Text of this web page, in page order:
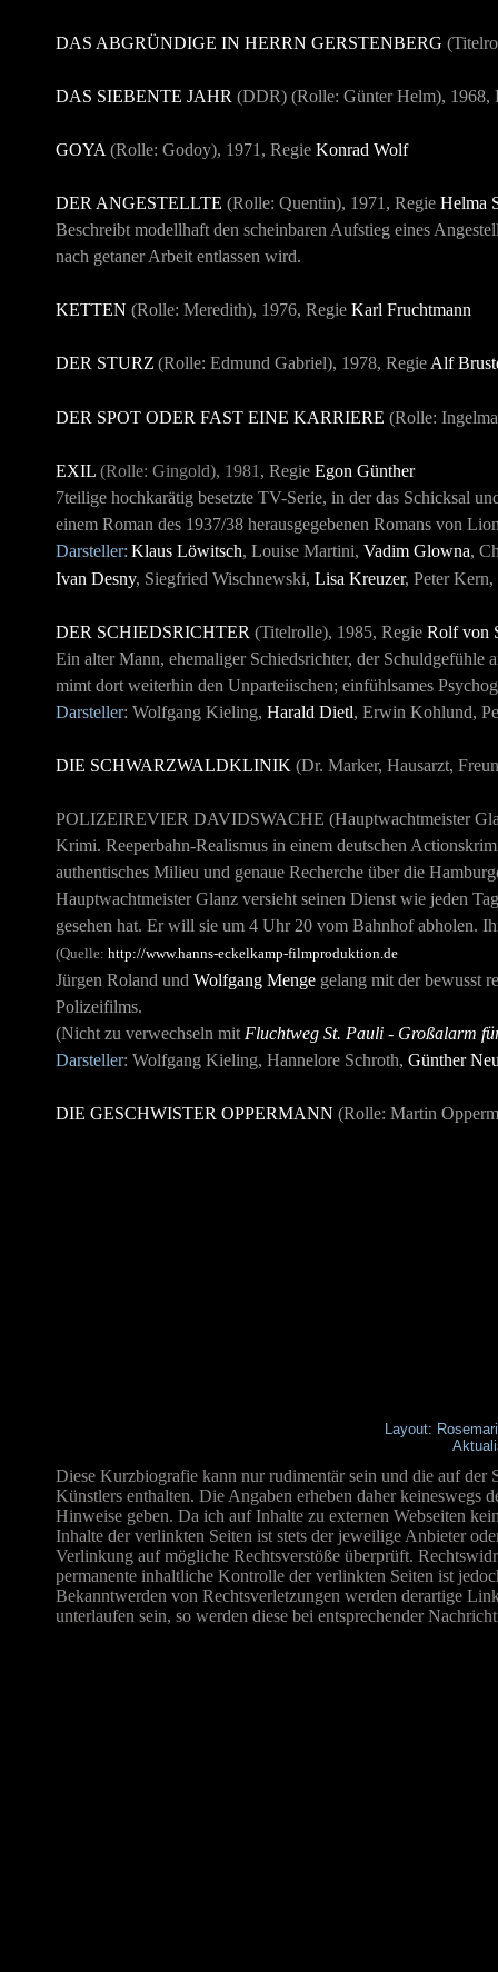
DAS ABGRÜNDIGE IN HERRN GERSTENBERG
DAS SIEBENTE JAHR (DDR) (Rolle: Günter Helm), 1968,
GOYA (Rolle: Godoy), 1971, Regie Konrad Wolf
DER ANGESTELLTE (Rolle: Quentin), 1971, Regie Helma
Beschreibt modellhaft den scheinbaren Aufstieg eines
nach getaner Arbeit entlassen wird.
KETTEN (Rolle: Meredith), 1976, Regie Karl Fruchtmann
DER STURZ (Rolle: Edmund Gabriel), 1978, Regie Alf
DER SPOT ODER FAST EINE KARRIERE (Rolle:
EXIL (Rolle: Gingold), 1981 , Regie Egon Günther
7teilige hochkarätig besetzte TV-Serie, in der das Schicksal
einem Roman des 1937/38 herausgegebenen Romans von
Darsteller: Klaus Löwitsch, Louise Martini, Vadim Glowna,
Ivan Desny, Siegfried Wischnewski, Lisa Kreuzer, Peter
DER SCHIEDSRICHTER (Titelrolle), 1985, Regie Rolf von
Ein alter Mann, ehemaliger Schiedsrichter, der
mimt dort weiterhin den Unparteiischen; einfühlsames
Darsteller: Wolfgang Kieling, Harald Dietl, Erwin Kohlund,
DIE SCHWARZWALDKLINIK (Dr. Marker, Hausarzt,
POLIZEIREVIER DAVIDSWACHE (Hauptwachtmeister
Krimi. Reeperbahn-Realismus in einem deutschen
authentisches Milieu und genaue Recherche über die
Hauptwachtmeister Glanz versieht seinen Dienst wie jeden
gesehen hat. Er will sie um 4 Uhr 20 vom Bahnhof abholen.
(Quelle: http://www.hanns-eckelkamp-filmproduktion.de
Jürgen Roland und Wolfgang Menge gelang mit der bewusst
Polizeifilms.
(Nicht zu verwechseln mit Fluchtweg St. Pauli - Großalarm
Darsteller: Wolfgang Kieling, Hannelore Schroth, Günther
DIE GESCHWISTER OPPERMANN (Rolle: Martin
Layout:
Diese Kurzbiografie kann nur rudimentär sein und die auf
Künstlers enthalten. Die Angaben erheben daher
Hinweise geben. Da ich auf Inhalte zu externen Webseiten
Inhalte der verlinkten Seiten ist stets der jeweilige Anbieter
Verlinkung auf mögliche Rechtsverstöße überprüft.
permanente inhaltliche Kontrolle der verlinkten Seiten ist
Bekanntwerden von Rechtsverletzungen werden derartige
unterlaufen sein, so werden diese bei entsprechender